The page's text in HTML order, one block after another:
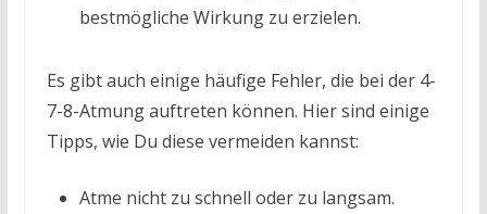
bestmögliche Wirkung zu erzielen.
Es gibt auch einige häufige Fehler, die bei der 4-
7-8-Atmung auftreten können. Hier sind einige
Tipps, wie Du diese vermeiden kannst:
Atme nicht zu schnell oder zu langsam.